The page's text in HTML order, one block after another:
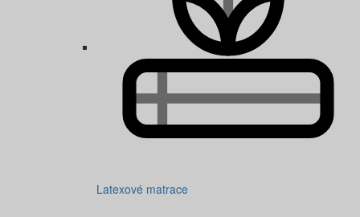
Latexové matrace